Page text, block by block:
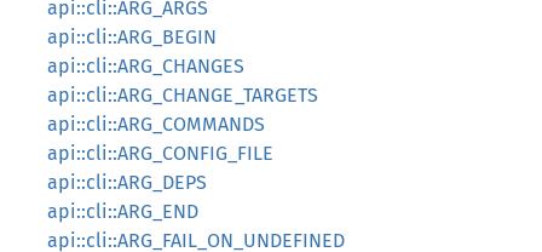
api::cli::ARG_ARGS
api::cli::ARG_BEGIN
api::cli::ARG_CHANGES
api::cli::ARG_CHANGE_TARGETS
api::cli::ARG_COMMANDS
api::cli::ARG_CONFIG_FILE
api::cli::ARG_DEPS
api::cli::ARG_END
api::cli::ARG_FAIL_ON_UNDEFINED